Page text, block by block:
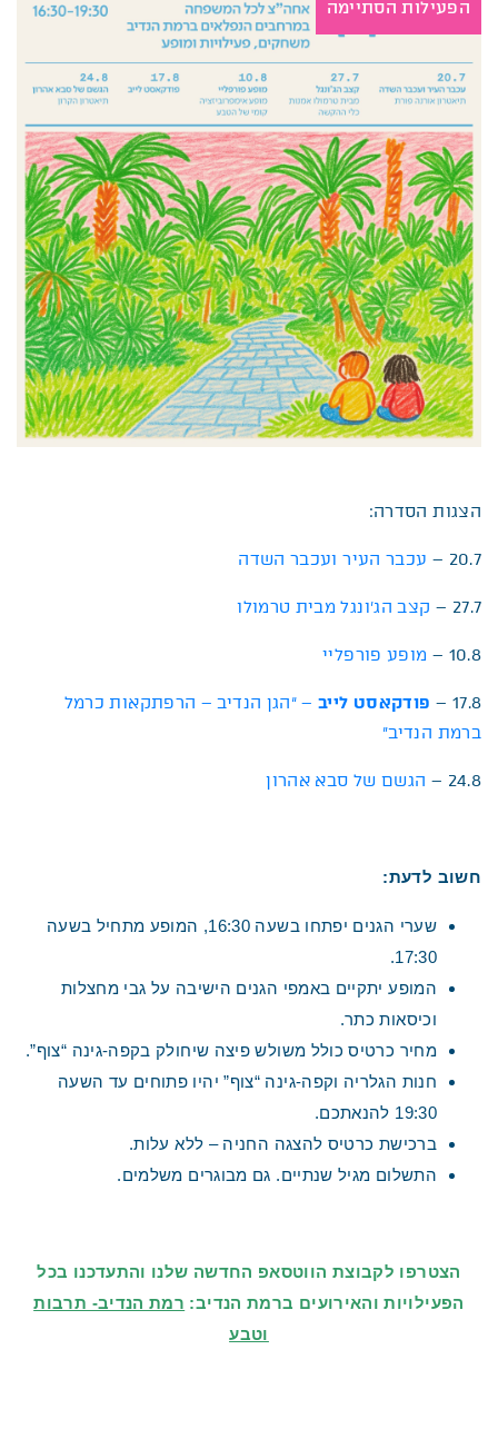
הפעילות הסתיימה
הצגות הסדרה:
20.7 – עכבר העיר ועכבר השדה
27.7 – קצב הג’ונגל מבית טרמולו
10.8 – מופע פורפליי
17.8 – פודקאסט לייב– “הגן הנדיב – הרפתקאות כרמל
ברמת הנדיב”
24.8 – הגשם של סבא אהרון
חשוב לדעת:
שערי הגנים יפתחו בשעה 16:30, המופע מתחיל בשעה
17:30.
המופע יתקיים באמפי הגנים הישיבה על גבי מחצלות
וכיסאות כתר.
מחיר כרטיס כולל משולש פיצה שיחולק בקפה-גינה “צוף”.
חנות הגלריה וקפה-גינה “צוף” יהיו פתוחים עד השעה
19:30 להנאתכם.
ברכישת כרטיס להצגה החניה – ללא עלות.
התשלום מגיל שנתיים. גם מבוגרים משלמים.
הצטרפו לקבוצת הווטסאפ החדשה שלנו והתעדכנו בכל
הפעילויות והאירועים ברמת הנדיב: רמת הנדיב- תרבות
וטבע